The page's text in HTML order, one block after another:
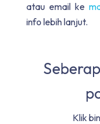
atau email ke
info lebih lanjut.
Klik